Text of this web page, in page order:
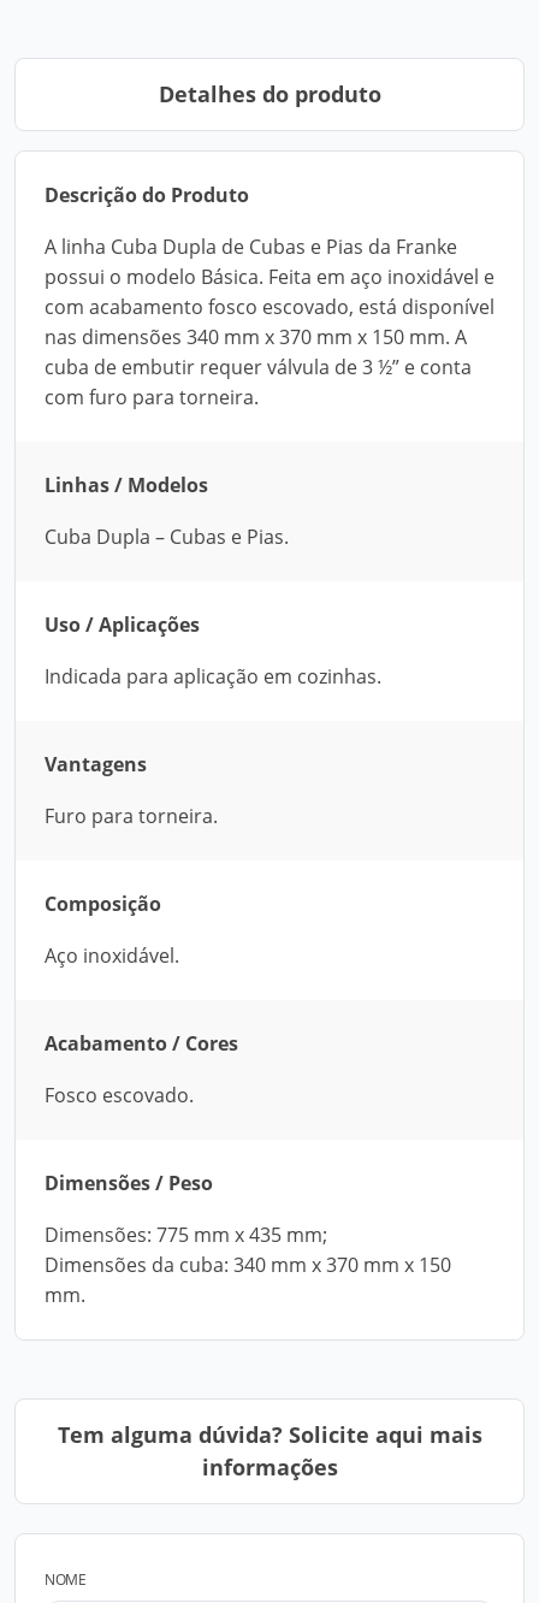
Detalhes do produto
Descrição do Produto
A linha Cuba Dupla de Cubas e Pias da Franke
possui o modelo Básica. Feita em aço inoxidável e
com acabamento fosco escovado, está disponível
nas dimensões 340 mm x 370 mm x 150 mm. A
cuba de embutir requer válvula de 3 ½” e conta
com furo para torneira.
Linhas / Modelos
Cuba Dupla – Cubas e Pias.
Uso / Aplicações
Indicada para aplicação em cozinhas.
Vantagens
Furo para torneira.
Composição
Aço inoxidável.
Acabamento / Cores
Fosco escovado.
Dimensões / Peso
Dimensões: 775 mm x 435 mm;
Dimensões da cuba: 340 mm x 370 mm x 150
mm.
Tem alguma dúvida? Solicite aqui mais
informações
NOME